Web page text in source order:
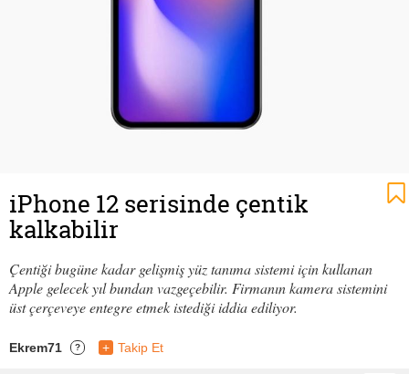
iPhone 12 serisinde çentik
kalkabilir
Çentiği bugüne kadar gelişmiş yüz tanıma sistemi için kullanan
Apple gelecek yıl bundan vazgeçebilir. Firmanın kamera sistemini
üst çerçeveye entegre etmek istediği iddia ediliyor.
Ekrem71 ? + Takip Et